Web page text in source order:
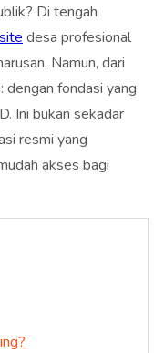
Di tengah
desa profesional
Namun, dari
dengan fondasi yang
Ini bukan sekadar
resmi yang
akses bagi